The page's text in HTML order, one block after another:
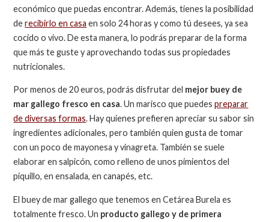
económico que puedas encontrar. Además, tienes la posibilidad
derecibirlo en casa en solo 24 horas y como tú desees, ya sea
cocido o vivo. De esta manera, lo podrás preparar de la forma
que más te guste y aprovechando todas sus propiedades
nutricionales.
Por menos de 20 euros, podrás disfrutar del mejor buey de
mar gallego fresco en casa. Un marisco que puedespreparar
de diversas formas. Hay quienes prefieren apreciar su sabor sin
ingredientes adicionales, pero también quien gusta de tomar
con un poco de mayonesa y vinagreta. También se suele
elaborar en salpicón, como relleno de unos pimientos del
piquillo, en ensalada, en canapés, etc.
El buey de mar gallego que tenemos en Cetárea Burela es
totalmente fresco. Un producto gallego y de primera